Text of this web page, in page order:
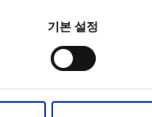
기본 설정